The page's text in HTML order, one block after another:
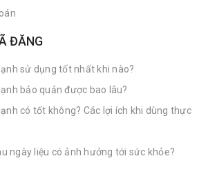
ĐĂNG
sử dụng tốt nhất khi nào?
bảo quản được bao lâu?
có tốt không? Các lợi ích khi dùng thực
ngày liệu có ảnh hưởng tới sức khỏe?